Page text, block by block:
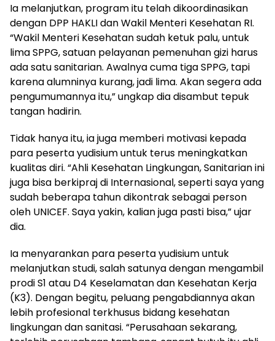
Ia melanjutkan, program itu telah dikoordinasikan
dengan DPP HAKLI dan Wakil Menteri Kesehatan RI.
“Wakil Menteri Kesehatan sudah ketuk palu, untuk
lima SPPG, satuan pelayanan pemenuhan gizi harus
ada satu sanitarian. Awalnya cuma tiga SPPG, tapi
karena alumninya kurang, jadi lima. Akan segera ada
pengumumannya itu,” ungkap dia disambut tepuk
tangan hadirin.
Tidak hanya itu, ia juga memberi motivasi kepada
para peserta yudisium untuk terus meningkatkan
kualitas diri. “Ahli Kesehatan Lingkungan, Sanitarian ini
juga bisa berkipraj di Internasional, seperti saya yang
sudah beberapa tahun dikontrak sebagai person
oleh UNICEF. Saya yakin, kalian juga pasti bisa,” ujar
dia.
Ia menyarankan para peserta yudisium untuk
melanjutkan studi, salah satunya dengan mengambil
prodi S1 atau D4 Keselamatan dan Kesehatan Kerja
(K3). Dengan begitu, peluang pengabdiannya akan
lebih profesional terkhusus bidang kesehatan
lingkungan dan sanitasi. “Perusahaan sekarang,